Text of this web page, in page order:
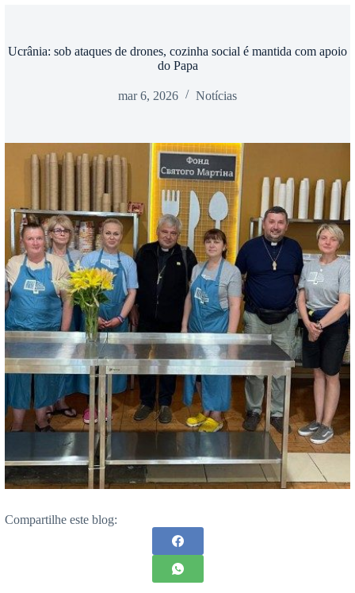
Ucrânia: sob ataques de drones, cozinha social é mantida com apoio
do Papa
mar 6, 2026 Notícias
Compartilhe este blog: